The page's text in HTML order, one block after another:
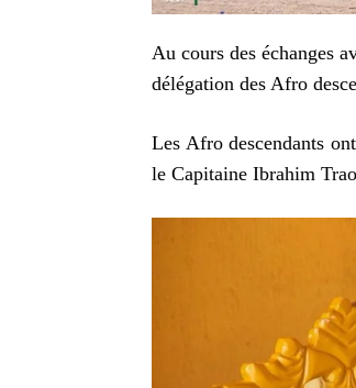
Au cours des échanges
délégation des Afro
Les Afro descendants
le Capitaine Ibrahim